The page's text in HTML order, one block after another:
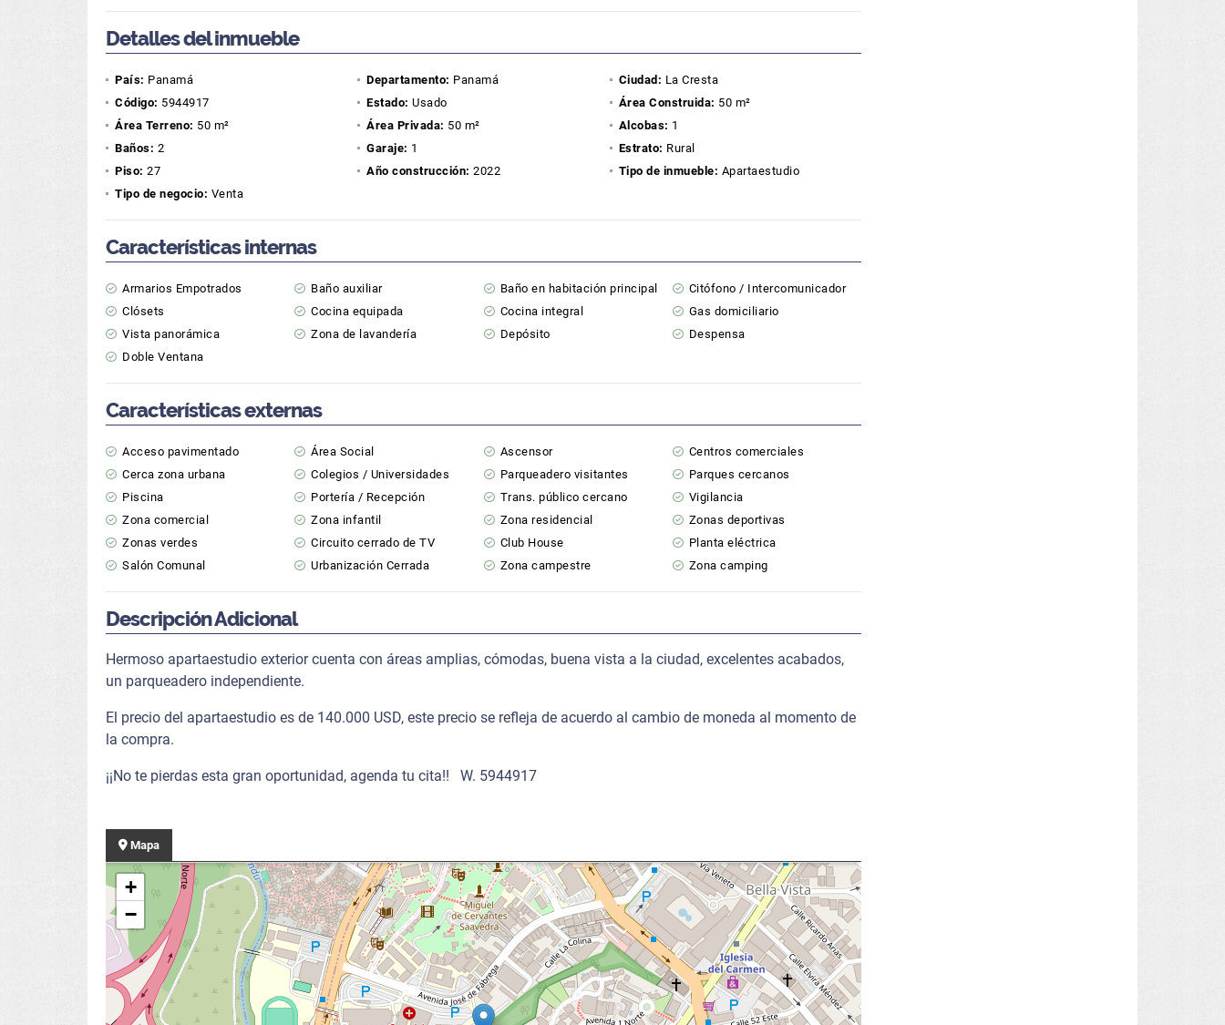
Detalles del inmueble
País: Panamá Departamento: Panamá Ciudad: La Cresta
Código: 5944917 Estado: Usado Área Construida: 50 m²
Área Terreno: 50 m² Área Privada: 50 m² Alcobas: 1
Baños: 2 Garaje: 1 Estrato: Rural
Piso: 27 Año construcción: 2022 Tipo de inmueble: Apartaestudio
Tipo de negocio: Venta
Características internas
Armarios Empotrados Baño auxiliar Baño en habitación principal
Citófono / Intercomunicador
Clósets
Cocina equipada Cocina integral
Gas domiciliario
Vista panorámica
Zona de lavandería Depósito
Despensa
Doble Ventana
Características externas
Acceso pavimentado Área Social Ascensor
Centros comerciales
Cerca zona urbana
Colegios / Universidades Parqueadero visitantes
Parques cercanos
Piscina
Portería / Recepción Trans. público cercano
Vigilancia
Zona comercial
Zona infantil Zona residencial
Zonas deportivas
Zonas verdes
Circuito cerrado de TV Club House
Planta eléctrica
Salón Comunal
Urbanización Cerrada Zona campestre Zona camping
Descripción Adicional
Hermoso apartaestudio exterior cuenta con áreas amplias, cómodas, buena vista a la ciudad, excelentes acabados,
un parqueadero independiente.
El precio del apartaestudio es de 140.000 USD, este precio se refleja de acuerdo al cambio de moneda al momento de
la compra.
¡¡No te pierdas esta gran oportunidad, agenda tu cita!! W. 5944917
Mapa
+
−